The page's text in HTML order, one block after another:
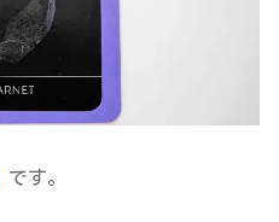
です。